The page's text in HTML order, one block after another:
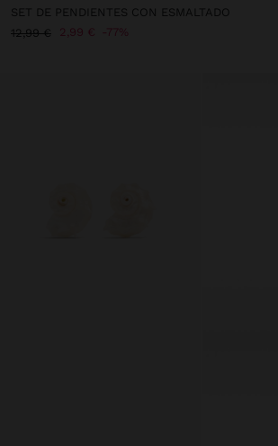
SET DE PENDIENTES CON ESMALTADO
12,99 €
2,99 € 77%